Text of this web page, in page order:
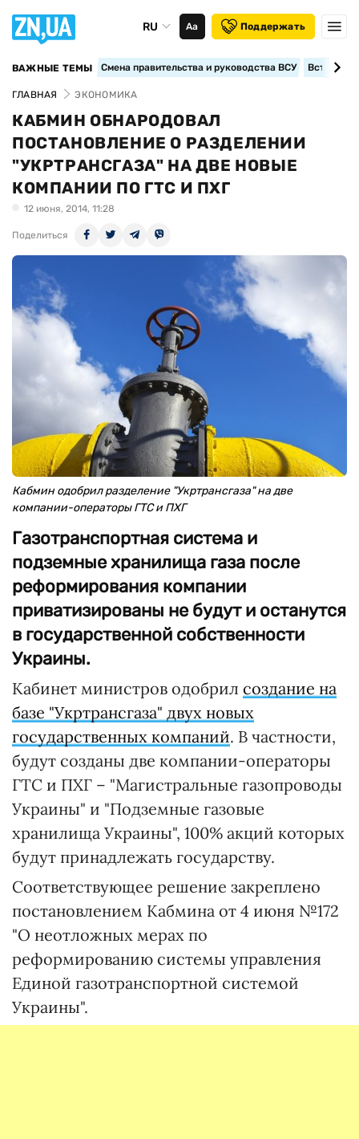
RU Аа Поддержать
ВАЖНЫЕ ТЕМЫ Смена правительства и руководства ВСУ
ГЛАВНАЯ ЭКОНОМИКА
КАБМИН ОБНАРОДОВАЛ
ПОСТАНОВЛЕНИЕ О РАЗДЕЛЕНИИ
"УКРТРАНСГАЗА" НА ДВЕ НОВЫЕ
КОМПАНИИ ПО ГТС И ПХГ
12 июня, 2014, 11:28
Поделиться
Кабмин одобрил разделение "Укртрансгаза" на две
компании-операторы ГТС и ПХГ
Газотранспортная система и
подземные хранилища газа после
реформирования компании
приватизированы не будут и останутся
в государственной собственности
Украины.
Кабинет министров одобрил создание на
базе "Укртрансгаза" двух новых
государственных компаний. В частности,
будут созданы две компании-операторы
ГТС и ПХГ – "Магистральные газопроводы
Украины" и "Подземные газовые
хранилища Украины", 100% акций которых
будут принадлежать государству.
Соответствующее решение закреплено
постановлением Кабмина от 4 июня №172
"О неотложных мерах по
реформированию системы управления
Единой газотранспортной системой
Украины".